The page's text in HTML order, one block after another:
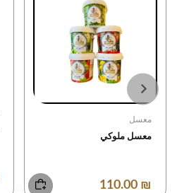
معسل
معسل ملوكي
₪ 110.00